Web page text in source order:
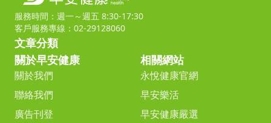
服務時間：週一～週五 8:30-17:30
客戶服務專線：02-29128060
文章分類
關於早安健康
關於我們
聯絡我們
廣告刊登
相關網站
永悅健康官網
早安樂活
早安健康嚴選